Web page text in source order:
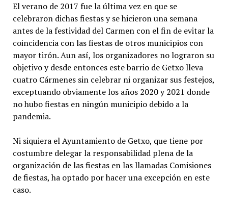
El verano de 2017 fue la última vez en que se
celebraron dichas fiestas y se hicieron una semana
antes de la festividad del Carmen con el fin de evitar la
coincidencia con las fiestas de otros municipios con
mayor tirón. Aun así, los organizadores no lograron su
objetivo y desde entonces este barrio de Getxo lleva
cuatro Cármenes sin celebrar ni organizar sus festejos,
exceptuando obviamente los años 2020 y 2021 donde
no hubo fiestas en ningún municipio debido a la
pandemia.
Ni siquiera el Ayuntamiento de Getxo, que tiene por
costumbre delegar la responsabilidad plena de la
organización de las fiestas en las llamadas Comisiones
de fiestas, ha optado por hacer una excepción en este
caso.